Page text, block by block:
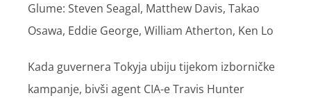
Glume: Steven Seagal, Matthew Davis, Takao
Osawa, Eddie George, William Atherton, Ken Lo
Kada guvernera Tokyja ubiju tijekom izborničke
kampanje, bivši agent CIA-e Travis Hunter